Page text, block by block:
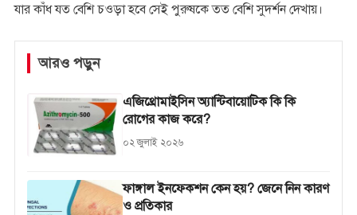
যার কাঁধ যত বেশি চওড়া হবে সেই পুরুষকে তত বেশি সুদর্শন দেখায়।
আরও পড়ুন
এজিথ্রোমাইসিন অ্যান্টিবায়োটিক কি কি
রোগের কাজ করে?
০২ জুলাই ২০২৬
ফাঙ্গাল ইনফেকশন কেন হয়? জেনে নিন কারণ
ও প্রতিকার